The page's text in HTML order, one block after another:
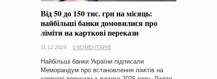
Від 50 до 150 тис. грн на місяць:
найбільші банки домовилися про
ліміти на карткові перекази
11.12.2024 0 КОМЕНТАРІВ
Найбільші банки України підписали
Меморандум про встановлення лімітів на